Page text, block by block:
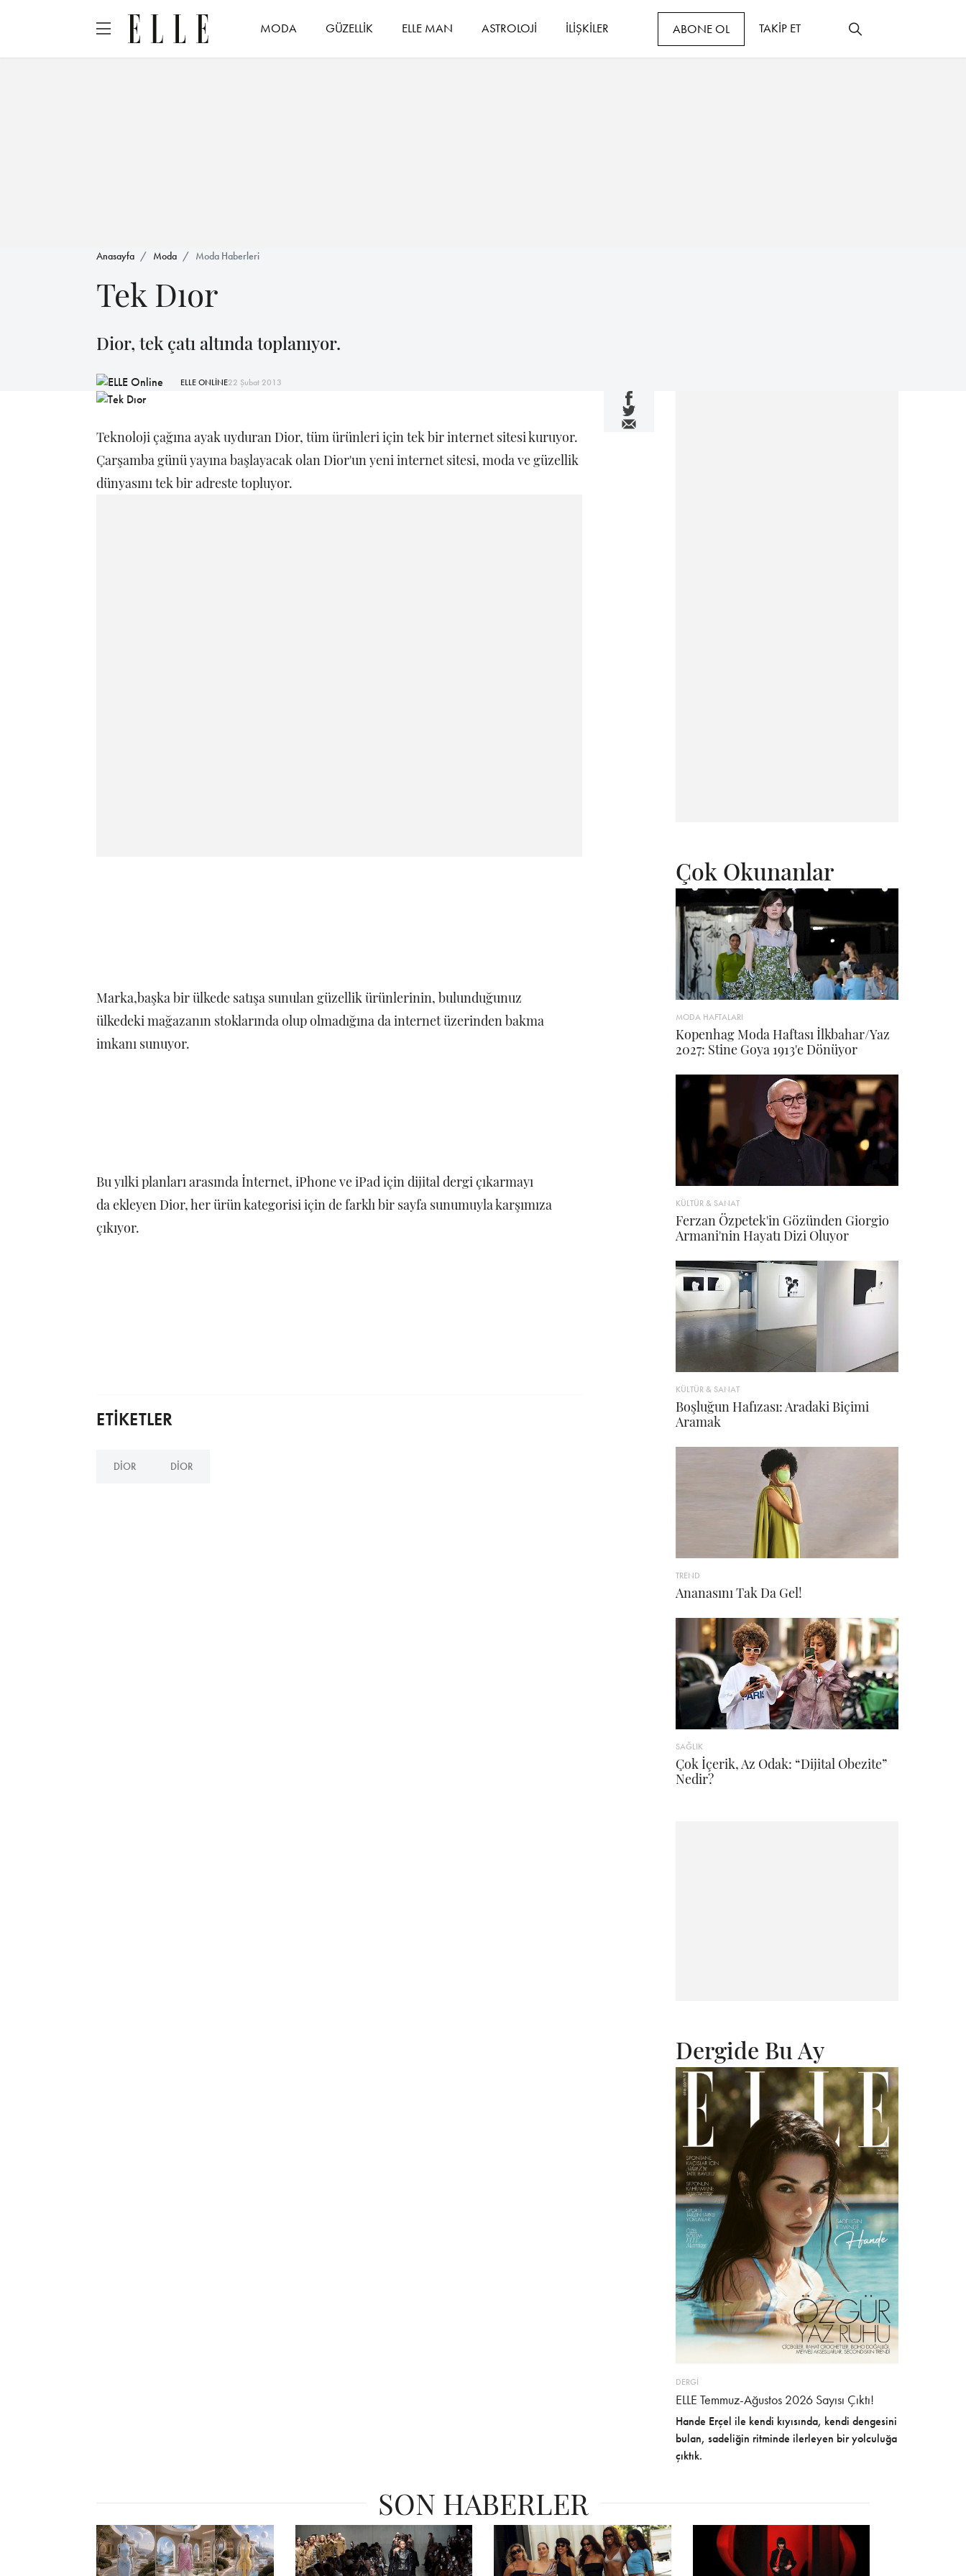
MODA GÜZELLİK ELLE MAN ASTROLOJİ İLİŞKİLER ABONE OL TAKİP ET
Anasayfa Moda Moda Haberleri
Tek Dıor
Dior, tek çatı altında toplanıyor.
ELLE ONLİNE22 Şubat 2013
Teknoloji çağına ayak uyduran Dior, tüm ürünleri için tek bir internet sitesi kuruyor.
Çarşamba günü yayına başlayacak olan Dior'un yeni internet sitesi, moda ve güzellik
dünyasını tek bir adreste topluyor.
Marka,başka bir ülkede satışa sunulan güzellik ürünlerinin, bulunduğunuz
ülkedeki mağazanın stoklarında olup olmadığına da internet üzerinden bakma
imkanı sunuyor.
Bu yılki planları arasında İnternet, iPhone ve iPad için dijital dergi çıkarmayı
da ekleyen Dior, her ürün kategorisi için de farklı bir sayfa sunumuyla karşımıza
çıkıyor.
ETİKETLER
DIOR DIOR
Çok Okunanlar
MODA HAFTALARI
Kopenhag Moda Haftası İlkbahar/Yaz
2027: Stine Goya 1913'e Dönüyor
KÜLTÜR & SANAT
Ferzan Özpetek'in Gözünden Giorgio
Armani'nin Hayatı Dizi Oluyor
KÜLTÜR & SANAT
Boşluğun Hafızası: Aradaki Biçimi
Aramak
TREND
Ananasını Tak Da Gel!
SAĞLIK
Çok İçerik, Az Odak: “Dijital Obezite”
Nedir?
Dergide Bu Ay
DERGİ
ELLE Temmuz-Ağustos 2026 Sayısı Çıktı!
Hande Erçel ile kendi kıyısında, kendi dengesini
bulan, sadeliğin ritminde ilerleyen bir yolculuğa
çıktık.
SON HABERLER